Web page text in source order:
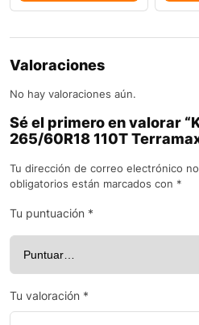
Valoraciones
No hay valoraciones aún.
Sé el primero en valorar
265/60R18 110T
Tu dirección de correo electrónico
obligatorios están marcados con *
Tu puntuación *
Tu valoración *